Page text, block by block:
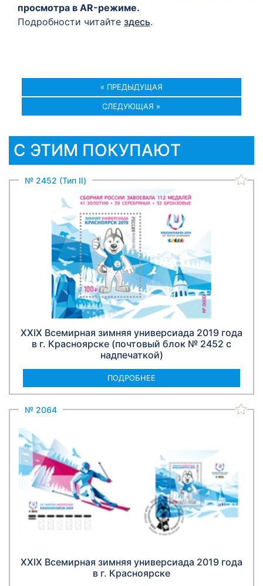
просмотра в AR-режиме.
Подробности читайте здесь.
« ПРЕДЫДУЩАЯ
СЛЕДУЮЩАЯ »
С ЭТИМ ПОКУПАЮТ
№ 2452 (Тип II)
XXIX Всемирная зимняя универсиада 2019 года
в г. Красноярске (почтовый блок № 2452 с
надпечаткой)
ПОДРОБНЕЕ
№ 2064
XXIX Всемирная зимняя универсиада 2019 года
в г. Красноярске